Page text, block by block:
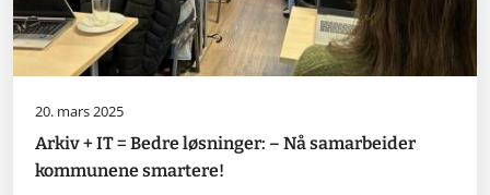
20. mars 2025
Arkiv + IT = Bedre løsninger: – Nå samarbeider
kommunene smartere!